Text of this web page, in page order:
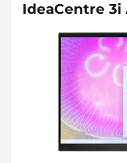
IdeaCentre 3i